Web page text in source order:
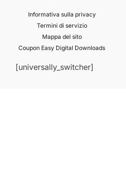
Informativa sulla privacy
Termini di servizio
Mappa del sito
Coupon Easy Digital Downloads
[universally_switcher]